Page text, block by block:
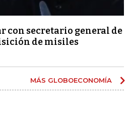
con secretario general de
de misiles
MÁS GLOBOECONOMÍA